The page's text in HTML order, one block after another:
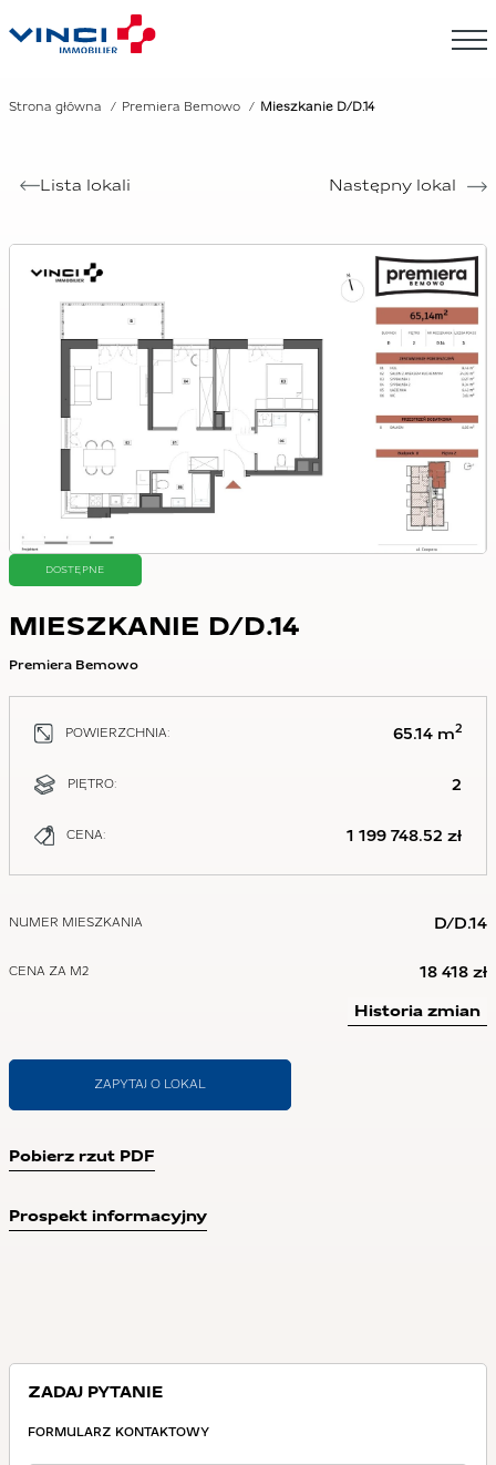
Strona główna Premiera Bemowo Mieszkanie D/D.14
Lista lokali Następny lokal
DOSTĘPNE
MIESZKANIE D/D.14
Premiera Bemowo
POWIERZCHNIA: 65.14 m2
PIĘTRO: 2
CENA: 1 199 748.52 zł
NUMER MIESZKANIA D/D.14
CENA ZA M2 18 418 zł
Historia zmian
ZAPYTAJ O LOKAL
Pobierz rzut PDF
Prospekt informacyjny
ZADAJ PYTANIE
FORMULARZ KONTAKTOWY